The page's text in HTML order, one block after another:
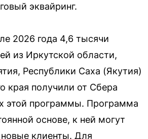
эквайринг.
2026 года 4,6 тысячи
из Иркутской области,
Республики Саха (Якутия)
края получили от Сбера
этой программы. Программа
основе, к ней могут
клиенты. Для